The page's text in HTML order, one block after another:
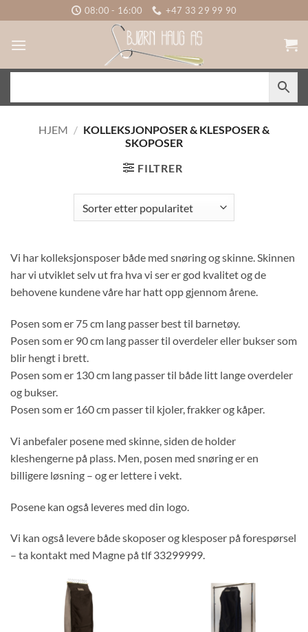
to
content
08:00 - 16:00 +47 33 29 99 90
HJEM / KOLLEKSJONPOSER & KLESPOSER &
SKOPOSER
FILTRER
Vi har kolleksjonsposer både med snøring og skinne. Skinnen
har vi utviklet selv ut fra hva vi ser er god kvalitet og de
behovene kundene våre har hatt opp gjennom årene.
Posen som er 75 cm lang passer best til barnetøy.
Posen som er 90 cm lang passer til overdeler eller bukser som
blir hengt i brett.
Posen som er 130 cm lang passer til både litt lange overdeler
og bukser.
Posen som er 160 cm passer til kjoler, frakker og kåper.
Vi anbefaler posene med skinne, siden de holder
kleshengerne på plass. Men, posen med snøring er en
billigere løsning – og er lettere i vekt.
Posene kan også leveres med din logo.
Vi kan også levere både skoposer og klesposer på forespørsel
– ta kontakt med Magne på tlf 33299999.